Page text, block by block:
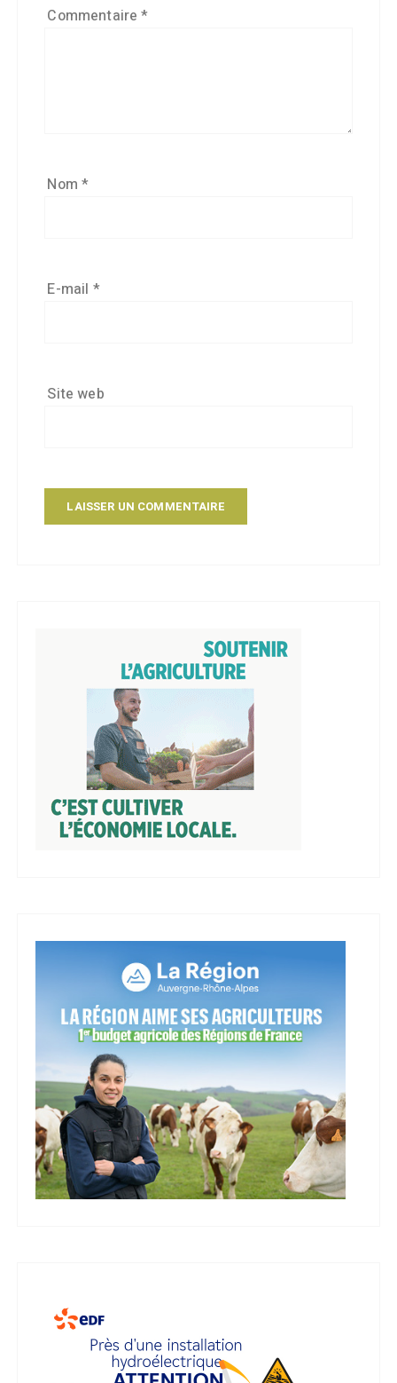
Commentaire*
Nom*
E-mail *
Site web